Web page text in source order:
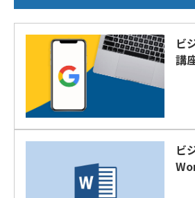
ビ
講
ビ